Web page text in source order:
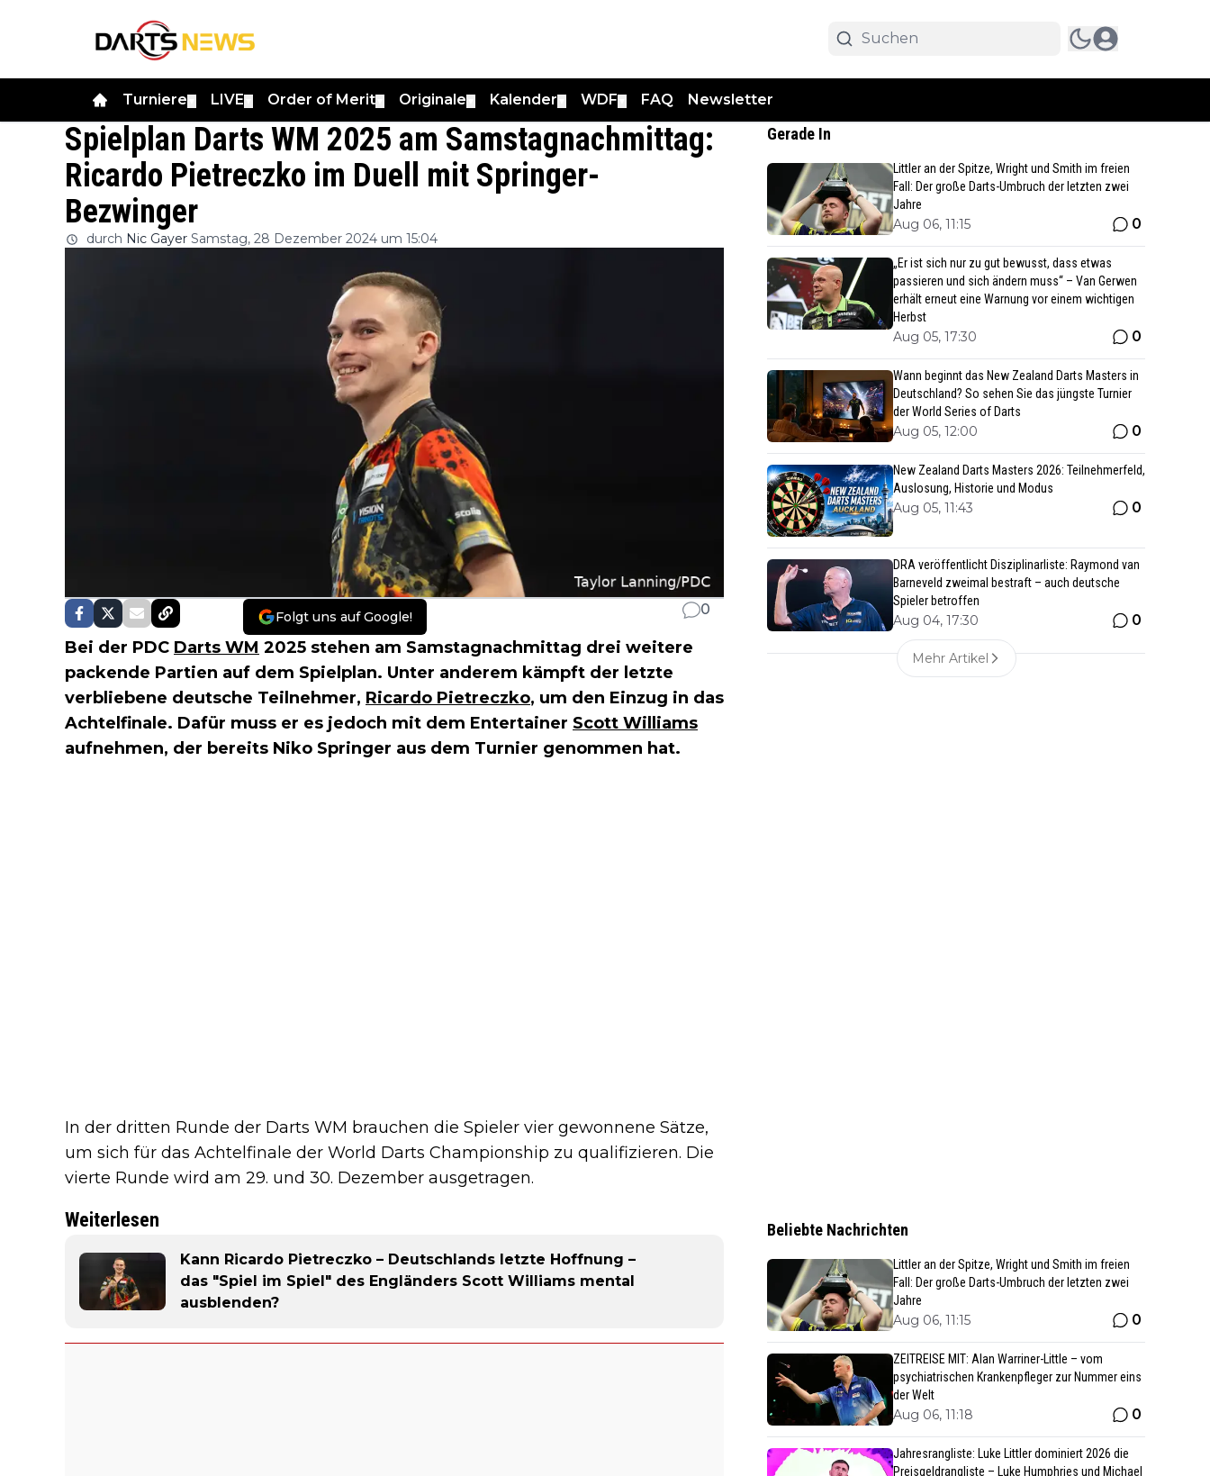
Turniere LIVE Order of Merit Originale Kalender WDF FAQ Newsletter
Spielplan Darts WM 2025 am Samstagnachmittag:
Ricardo Pietreczko im Duell mit Springer-
Bezwinger
durch Nic Gayer Samstag, 28 Dezember 2024 um 15:04
Folgt uns auf Google! 0
Bei der PDC Darts WM 2025 stehen am Samstagnachmittag drei weitere
packende Partien auf dem Spielplan. Unter anderem kämpft der letzte
verbliebene deutsche Teilnehmer, Ricardo Pietreczko, um den Einzug in das
Achtelfinale. Dafür muss er es jedoch mit dem Entertainer Scott Williams
aufnehmen, der bereits Niko Springer aus dem Turnier genommen hat.
In der dritten Runde der Darts WM brauchen die Spieler vier gewonnene Sätze,
um sich für das Achtelfinale der World Darts Championship zu qualifizieren. Die
vierte Runde wird am 29. und 30. Dezember ausgetragen.
Weiterlesen
Kann Ricardo Pietreczko – Deutschlands letzte Hoffnung –
das "Spiel im Spiel" des Engländers Scott Williams mental
ausblenden?
Gerade In
Littler an der Spitze, Wright und Smith im freien
Fall: Der große Darts-Umbruch der letzten zwei
Jahre
Aug 06, 11:15 0
„Er ist sich nur zu gut bewusst, dass etwas
passieren und sich ändern muss“ – Van Gerwen
erhält erneut eine Warnung vor einem wichtigen
Herbst
Aug 05, 17:30 0
Wann beginnt das New Zealand Darts Masters in
Deutschland? So sehen Sie das jüngste Turnier
der World Series of Darts
Aug 05, 12:00 0
New Zealand Darts Masters 2026: Teilnehmerfeld,
Auslosung, Historie und Modus
Aug 05, 11:43 0
DRA veröffentlicht Disziplinarliste: Raymond van
Barneveld zweimal bestraft – auch deutsche
Spieler betroffen
Aug 04, 17:30 0
Mehr Artikel
Beliebte Nachrichten
Littler an der Spitze, Wright und Smith im freien
Fall: Der große Darts-Umbruch der letzten zwei
Jahre
Aug 06, 11:15 0
ZEITREISE MIT: Alan Warriner-Little – vom
psychiatrischen Krankenpfleger zur Nummer eins
der Welt
Aug 06, 11:18 0
Jahresrangliste: Luke Littler dominiert 2026 die
Preisgeldrangliste – Luke Humphries und Michael